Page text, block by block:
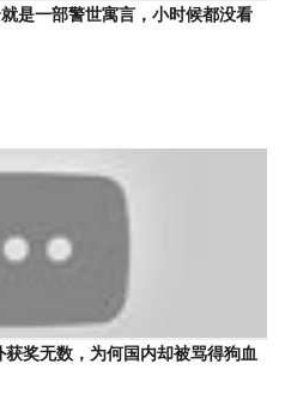
是一部警世寓言，小时候都没看
获奖无数，为何国内却被骂得狗血